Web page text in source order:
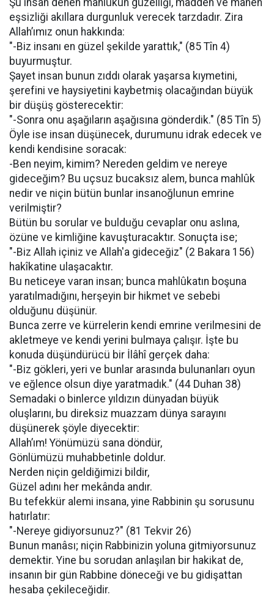
Şu insan denen mahlûkun güzelliği, madden ve manen
eşsizliği akıllara durgunluk verecek tarzdadır. Zira
Allah’ımız onun hakkında:
"-Biz insanı en güzel şekilde yarattık," (85 Tîn 4)
buyurmuştur.
Şayet insan bunun zıddı olarak yaşarsa kıymetini,
şerefini ve haysiyetini kaybetmiş olacağından büyük
bir düşüş gösterecektir:
"-Sonra onu aşağıların aşağısına gönderdik." (85 Tîn 5)
Öyle ise insan düşünecek, durumunu idrak edecek ve
kendi kendisine soracak:
-Ben neyim, kimim? Nereden geldim ve nereye
gideceğim? Bu uçsuz bucaksız alem, bunca mahlûk
nedir ve niçin bütün bunlar insanoğlunun emrine
verilmiştir?
Bütün bu sorular ve bulduğu cevaplar onu aslına,
özüne ve kimliğine kavuşturacaktır. Sonuçta ise;
"-Biz Allah içiniz ve Allah'a gideceğiz" (2 Bakara 156)
hakîkatine ulaşacaktır.
Bu neticeye varan insan; bunca mahlûkatın boşuna
yaratılmadığını, herşeyin bir hikmet ve sebebi
olduğunu düşünür.
Bunca zerre ve kürrelerin kendi emrine verilmesini de
akletmeye ve kendi yerini bulmaya çalışır. İşte bu
konuda düşündürücü bir İlâhî gerçek daha:
"-Biz gökleri, yeri ve bunlar arasında bulunanları oyun
ve eğlence olsun diye yaratmadık." (44 Duhan 38)
Semadaki o binlerce yıldızın dünyadan büyük
oluşlarını, bu direksiz muazzam dünya sarayını
düşünerek şöyle diyecektir:
Allah’ım! Yönümüzü sana döndür,
Gönlümüzü muhabbetinle doldur.
Nerden niçin geldiğimizi bildir,
Güzel adını her mekânda andır.
Bu tefekkür alemi insana, yine Rabbinin şu sorusunu
hatırlatır:
"-Nereye gidiyorsunuz?" (81 Tekvir 26)
Bunun manâsı; niçin Rabbinizin yoluna gitmiyorsunuz
demektir. Yine bu sorudan anlaşılan bir hakikat de,
insanın bir gün Rabbine döneceği ve bu gidişattan
hesaba çekileceğidir.